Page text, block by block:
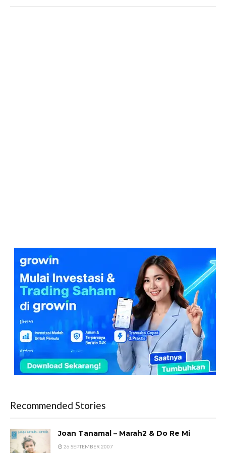
Recommended Stories
Joan Tanamal – Marah2 & Do Re Mi
26 SEPTEMBER 2007